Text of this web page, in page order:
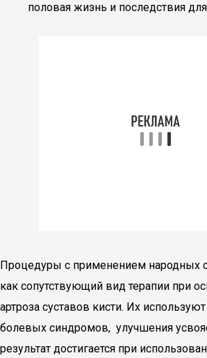
половая жизнь и последствия
Процедуры с применением народных
как сопутствующий вид терапии при
артроза суставов кисти. Их
болевых синдромов, улучшения
результат достигается при